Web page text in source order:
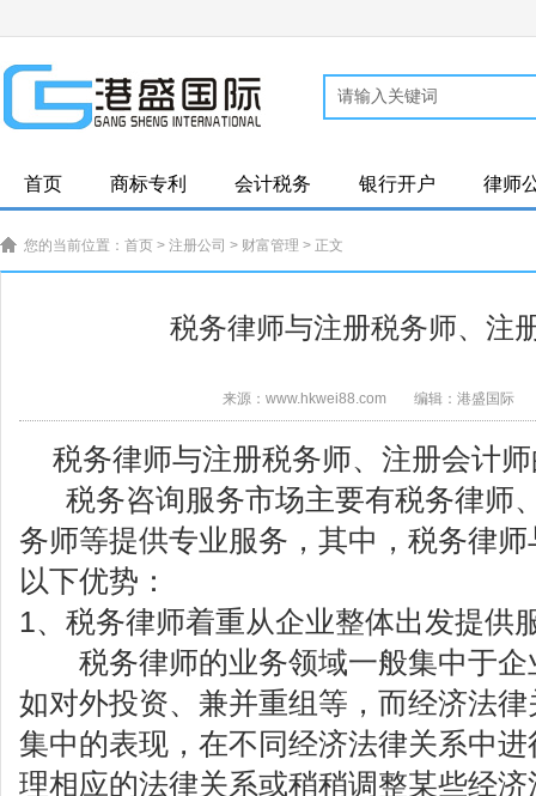
首页 商标专利 会计税务 银行开户 律师
您的当前位置： 首页 > 注册公司 > 财富管理 > 正文
税务律师与注册税务师、注
来源：www.hkwei88.com 编辑：港盛国际
税务律师与注册税务师、注册会计
税务咨询服务市场主要有税务律师
务师等提供专业服务，其中，税务律
以下优势：
1、税务律师着重从企业整体出发提供
税务律师的业务领域一般集中于企
如对外投资、兼并重组等，而经济法
集中的表现，在不同经济法律关系中
理相应的法律关系或稍稍调整某些经